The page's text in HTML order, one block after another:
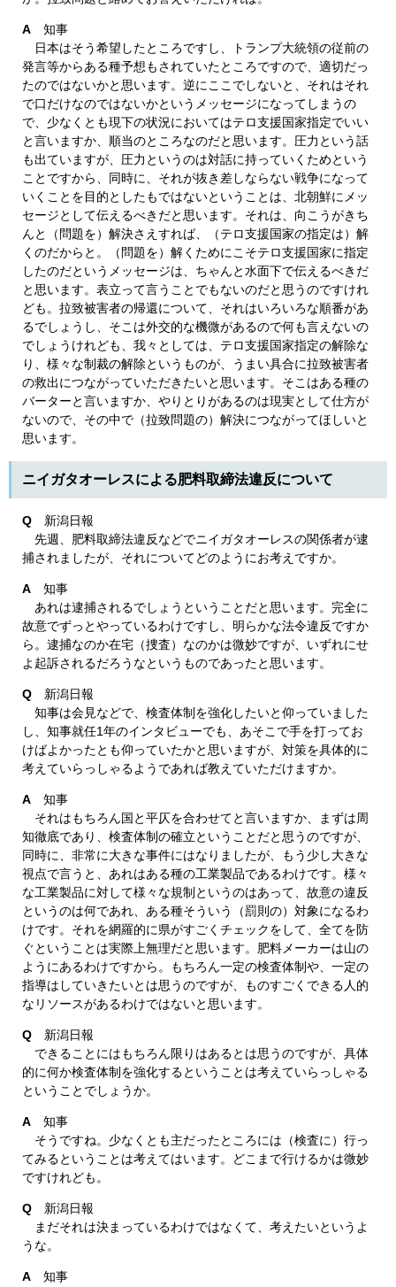
A 知事
日本はそう希望したところですし、トランプ大統領の従前の
発言等からある種予想もされていたところですので、適切だっ
たのではないかと思います。逆にここでしないと、それはそれ
で口だけなのではないかというメッセージになってしまうの
で、少なくとも現下の状況においてはテロ支援国家指定でいい
と言いますか、順当のところなのだと思います。圧力という話
も出ていますが、圧力というのは対話に持っていくためという
ことですから、同時に、それが抜き差しならない戦争になって
いくことを目的としたもではないということは、北朝鮮にメッ
セージとして伝えるべきだと思います。それは、向こうがきち
んと（問題を）解決さえすれば、（テロ支援国家の指定は）解
くのだからと。（問題を）解くためにこそテロ支援国家に指定
したのだというメッセージは、ちゃんと水面下で伝えるべきだ
と思います。表立って言うことでもないのだと思うのですけれ
ども。拉致被害者の帰還について、それはいろいろな順番があ
るでしょうし、そこは外交的な機微があるので何も言えないの
でしょうけれども、我々としては、テロ支援国家指定の解除な
り、様々な制裁の解除というものが、うまい具合に拉致被害者
の救出につながっていただきたいと思います。そこはある種の
バーターと言いますか、やりとりがあるのは現実として仕方が
ないので、その中で（拉致問題の）解決につながってほしいと
思います。
ニイガタオーレスによる肥料取締法違反について
Q 新潟日報
先週、肥料取締法違反などでニイガタオーレスの関係者が逮
捕されましたが、それについてどのようにお考えですか。
A 知事
あれは逮捕されるでしょうということだと思います。完全に
故意でずっとやっているわけですし、明らかな法令違反ですか
ら。逮捕なのか在宅（捜査）なのかは微妙ですが、いずれにせ
よ起訴されるだろうなというものであったと思います。
Q 新潟日報
知事は会見などで、検査体制を強化したいと仰っていました
し、知事就任1年のインタビューでも、あそこで手を打ってお
けばよかったとも仰っていたかと思いますが、対策を具体的に
考えていらっしゃるようであれば教えていただけますか。
A 知事
それはもちろん国と平仄を合わせてと言いますか、まずは周
知徹底であり、検査体制の確立ということだと思うのですが、
同時に、非常に大きな事件にはなりましたが、もう少し大きな
視点で言うと、あれはある種の工業製品であるわけです。様々
な工業製品に対して様々な規制というのはあって、故意の違反
というのは何であれ、ある種そういう（罰則の）対象になるわ
けです。それを網羅的に県がすごくチェックをして、全てを防
ぐということは実際上無理だと思います。肥料メーカーは山の
ようにあるわけですから。もちろん一定の検査体制や、一定の
指導はしていきたいとは思うのですが、ものすごくできる人的
なリソースがあるわけではないと思います。
Q 新潟日報
できることにはもちろん限りはあるとは思うのですが、具体
的に何か検査体制を強化するということは考えていらっしゃる
ということでしょうか。
A 知事
そうですね。少なくとも主だったところには（検査に）行っ
てみるということは考えてはいます。どこまで行けるかは微妙
ですけれども。
Q 新潟日報
まだそれは決まっているわけではなくて、考えたいというよ
うな。
A 知事